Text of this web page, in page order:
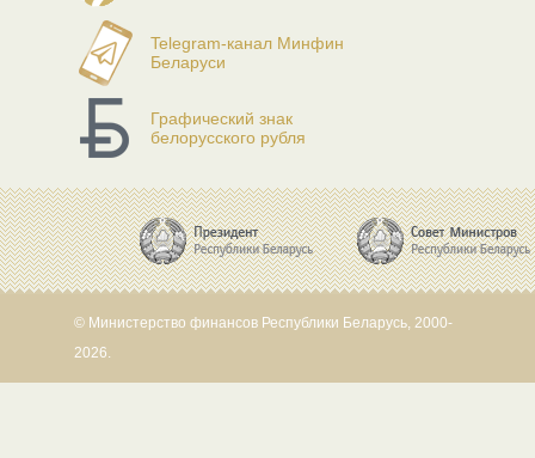
Telegram-канал Минфин
Беларуси
Графический знак
белорусского рубля
© Министерство финансов Республики Беларусь, 2000-
2026.